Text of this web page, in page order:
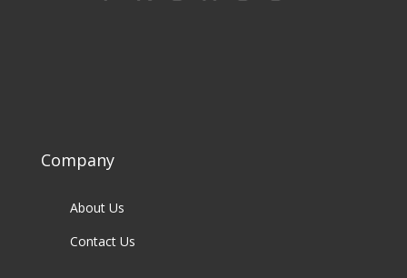
Company
About Us
Contact Us